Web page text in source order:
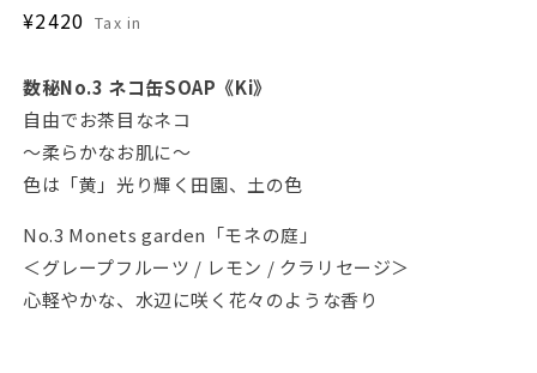
通
価
格
¥2420 Tax in
数秘No.3 ネコ缶SOAP《Ki》
自由でお茶目なネコ
〜柔らかなお肌に〜
色は「黄」光り輝く田園、土の色
No.3 Monets garden「モネの庭」
＜グレープフルーツ / レモン / クラリセージ＞
心軽やかな、水辺に咲く花々のような香り